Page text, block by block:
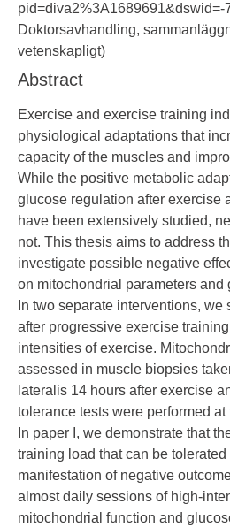
pid=diva2%3A1689691&dswid=-
Doktorsavhandling,
vetenskapligt)
Abstract
Exercise and exercise training
physiological adaptations that
capacity of the muscles and
While the positive metabolic
glucose regulation after exercise
have been extensively studied,
not. This thesis aims to address
investigate possible negative
on mitochondrial parameters and
In two separate interventions,
after progressive exercise
intensities of exercise.
assessed in muscle biopsies
lateralis 14 hours after exercise
tolerance tests were performed
In paper I, we demonstrate that
training load that can be
manifestation of negative
almost daily sessions of high-
mitochondrial function and